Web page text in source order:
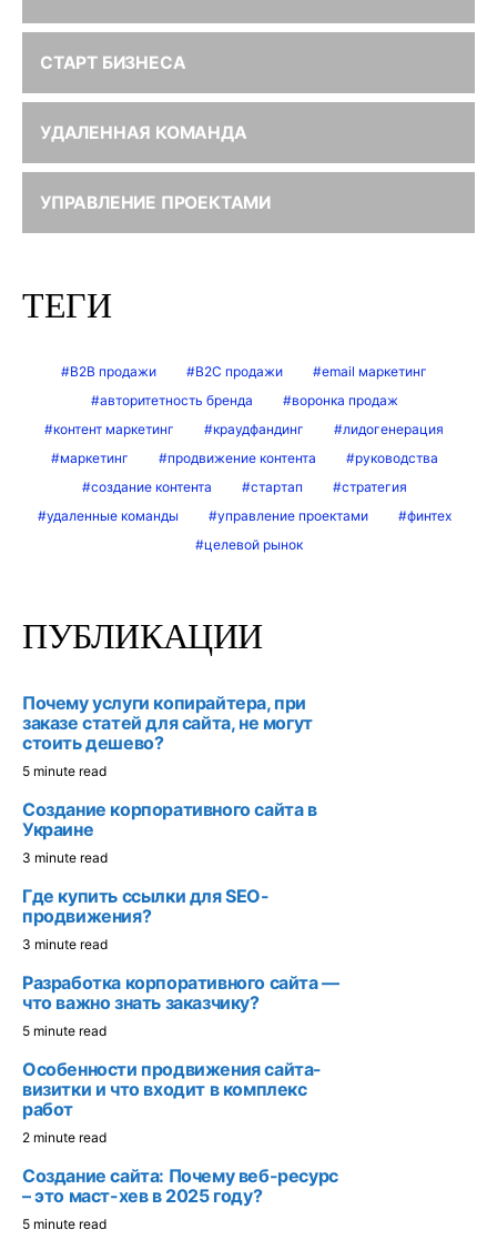
СТАРТ БИЗНЕСА
УДАЛЕННАЯ КОМАНДА
УПРАВЛЕНИЕ ПРОЕКТАМИ
ТЕГИ
B2B продажи B2C продажи
email маркетинг
авторитетность бренда
воронка продаж
контент маркетинг
краудфандинг
лидогенерация
маркетинг
продвижение контента
руководства
создание контента
стартап
стратегия
удаленные команды
управление проектами
финтех
целевой рынок
ПУБЛИКАЦИИ
Почему услуги копирайтера, при
заказе статей для сайта, не могут
стоить дешево?
5 minute read
Создание корпоративного сайта в
Украине
3 minute read
Где купить ссылки для SEO-
продвижения?
3 minute read
Разработка корпоративного сайта —
что важно знать заказчику?
5 minute read
Особенности продвижения сайта-
визитки и что входит в комплекс
работ
2 minute read
Создание сайта: Почему веб-ресурс
– это маст-хев в 2025 году?
5 minute read